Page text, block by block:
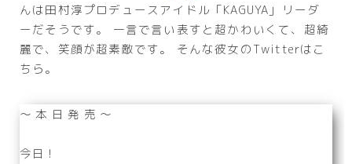
んは田村淳プロデュースアイドル「KAGUYA」リーダ
ーだそうです。 一言で言い表すと超かわいくて、超綺
麗で、笑顔が超素敵です。 そんな彼女のTwitterはこ
ちら。
〜 本 日 発 売 〜
今日！